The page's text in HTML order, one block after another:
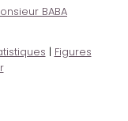
BABA
| Figures